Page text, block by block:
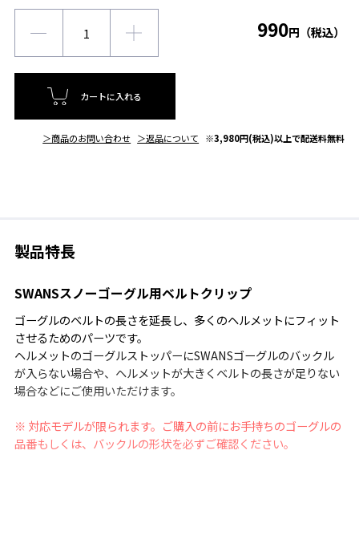
990円（税込）
カートに入れる
＞商品のお問い合わせ ＞返品について ※3,980円(税込)以上で配送料無料
製品特長
SWANSスノーゴーグル用ベルトクリップ
ゴーグルのベルトの長さを延長し、多くのヘルメットにフィット
させるためのパーツです。
ヘルメットのゴーグルストッパーにSWANSゴーグルのバックル
が入らない場合や、ヘルメットが大きくベルトの長さが足りない
場合などにご使用いただけます。
※ 対応モデルが限られます。ご購入の前にお手持ちのゴーグルの
品番もしくは、バックルの形状を必ずご確認ください。